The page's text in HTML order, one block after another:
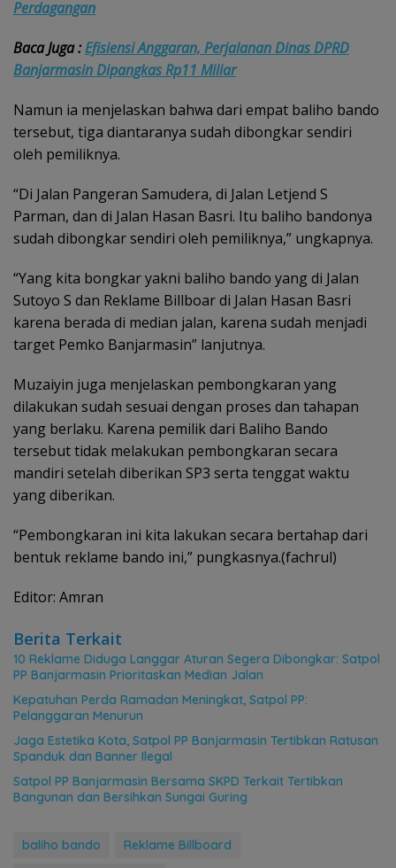
Perdagangan
Baca Juga :Efisiensi Anggaran, Perjalanan Dinas DPRD
Banjarmasin Dipangkas Rp11 Miliar
Namun ia menjelaskan bahwa dari empat baliho bando
tersebut, tiga diantaranya sudah dibongkar sendiri
oleh pemiliknya.
“Di Jalan Pangeran Samudera, di Jalan Letjend S
Parman, dan di Jalan Hasan Basri. Itu baliho bandonya
sudah dibongkar sendiri oleh pemiliknya,” ungkapnya.
“Yang kita bongkar yakni baliho bando yang di Jalan
Sutoyo S dan Reklame Billboar di Jalan Hasan Basri
karena berada di median jalan, karena sudah menjadi
target Pemko Banjarmasin” lanjutnya.
Muzaiyin juga menjelaskan pembongkaran yang
dilakukan sudah sesuai dengan proses dan tahapan
yang berlaku. Karena pemilik dari Baliho Bando
tersebut tidak melakukan pembongkaran secara
mandiri setelah diberikan SP3 serta tenggat waktu
yang diberikan.
“Pembongkaran ini kita lakukan secara bertahap dari
bentuk reklame bando ini,” pungkasnya.(fachrul)
Editor: Amran
Berita Terkait
10 Reklame Diduga Langgar Aturan Segera Dibongkar: Satpol
PP Banjarmasin Prioritaskan Median Jalan
Kepatuhan Perda Ramadan Meningkat, Satpol PP:
Pelanggaran Menurun
Jaga Estetika Kota, Satpol PP Banjarmasin Tertibkan Ratusan
Spanduk dan Banner Ilegal
Satpol PP Banjarmasin Bersama SKPD Terkait Tertibkan
Bangunan dan Bersihkan Sungai Guring
baliho bando Reklame Billboard